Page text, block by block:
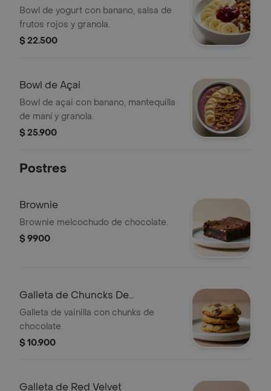
Bowl de yogurt con banano, salsa de
frutos rojos y granola.
$ 22.500
Bowl de Açai
Bowl de açai con banano, mantequilla
de maní y granola.
$ 25.900
Postres
Brownie
Brownie melcochudo de chocolate.
$ 9900
Galleta de Chuncks De
Chocolate
Galleta de vainilla con chunks de
chocolate.
$ 10.900
Galleta de Red Velvet